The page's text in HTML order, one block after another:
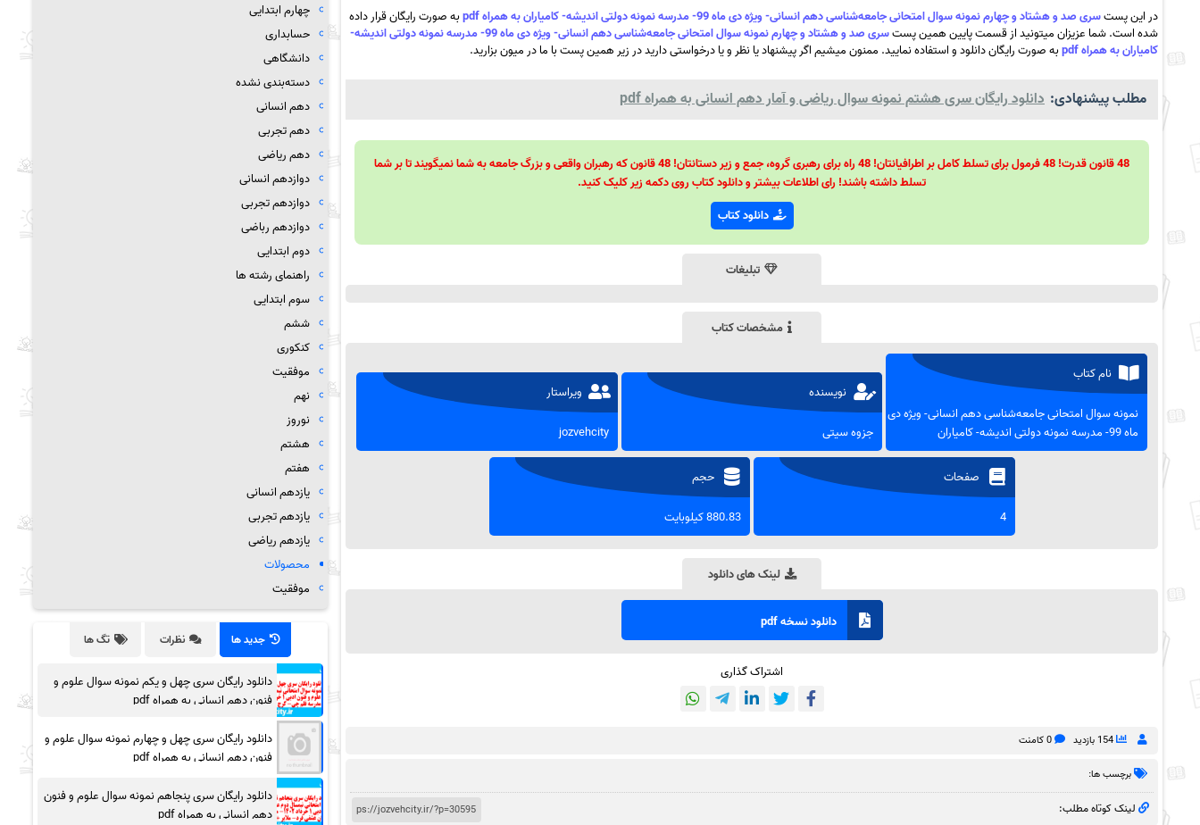
در این پستسری صد و هشتاد و چهارم نمونه سوال امتحانی جامعه‌شناسی دهم انسانی- ویژه دی ماه 99- مدرسه نمونه دولتی اندیشه- کامیاران به همراه pdf
به صورت رایگان قرار داده
شده است. شما عزیزان میتونید از قسمت پایین همین پست
سری صد و هشتاد و چهارم نمونه سوال امتحانی جامعه‌شناسی دهم انسانی- ویژه دی ماه 99- مدرسه نمونه دولتی اندیشه-
کامیاران به همراه pdf
به صورت رایگان دانلود و استفاده نمایید. ممنون میشیم اگر پیشنهاد یا نظر و یا درخواستی دارید در زیر همین پست با ما در میون بزارید.
مطلب پیشنهادی: دانلود رایگان سری هشتم نمونه سوال ریاضی و آمار دهم انسانی به همراه pdf
48 قانون قدرت! 48 فرمول برای تسلط کامل بر اطرافیانتان! 48 راه برای رهبری گروه، جمع و زیر دستانتان! 48 قانون که رهبران واقعی و بزرگ جامعه به شما نمیگویند تا بر شما
تسلط داشته باشند! رای اطلاعات بیشتر و دانلود کتاب روی دکمه زیر کلیک کنید.
دانلود کتاب
تبلیغات
مشخصات کتاب
نام کتاب
نمونه سوال امتحانی جامعه‌شناسی دهم انسانی- ویژه دی
ماه 99- مدرسه نمونه دولتی اندیشه- کامیاران
نویسنده
جزوه سیتی
ویراستار
jozvehcity
صفحات
4
حجم
880.83 کیلوبایت
لینک های دانلود
دانلود نسخه pdf
اشتراک گذاری
154 بازدید 0 کامنت
برچسب ها:
لینک کوتاه مطلب:
چهارم ابتدایی
حسابداری
دانشگاهی
دسته‌بندی نشده
دهم انسانی
دهم تجربی
دهم ریاضی
دوازدهم انسانی
دوازدهم تجربی
دوازدهم رباضی
دوم ابتدایی
راهنمای رشته ها
سوم ابتدایی
ششم
کنکوری
موفقیت
نهم
نوروز
هشتم
هفتم
یازدهم انسانی
یازدهم تجربی
یازدهم ریاضی
محصولات
موفقیت
جدید ها نظرات تگ ها
دانلود رایگان سری چهل و یکم نمونه سوال علوم و
فنون دهم انسانی به همراه pdf
دانلود رایگان سری چهل و چهارم نمونه سوال علوم و
فنون دهم انسانی به همراه pdf
دانلود رایگان سری پنجاهم نمونه سوال علوم و فنون
دهم انسانی به همراه pdf